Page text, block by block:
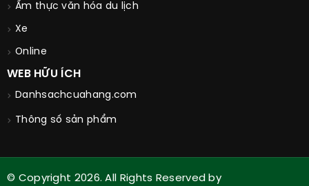
Ẩm thực văn hóa du lịch
Xe
Online
WEB HỮU ÍCH
Danhsachcuahang.com
Thông số sản phẩm
© Copyright 2026. All Rights Reserved by